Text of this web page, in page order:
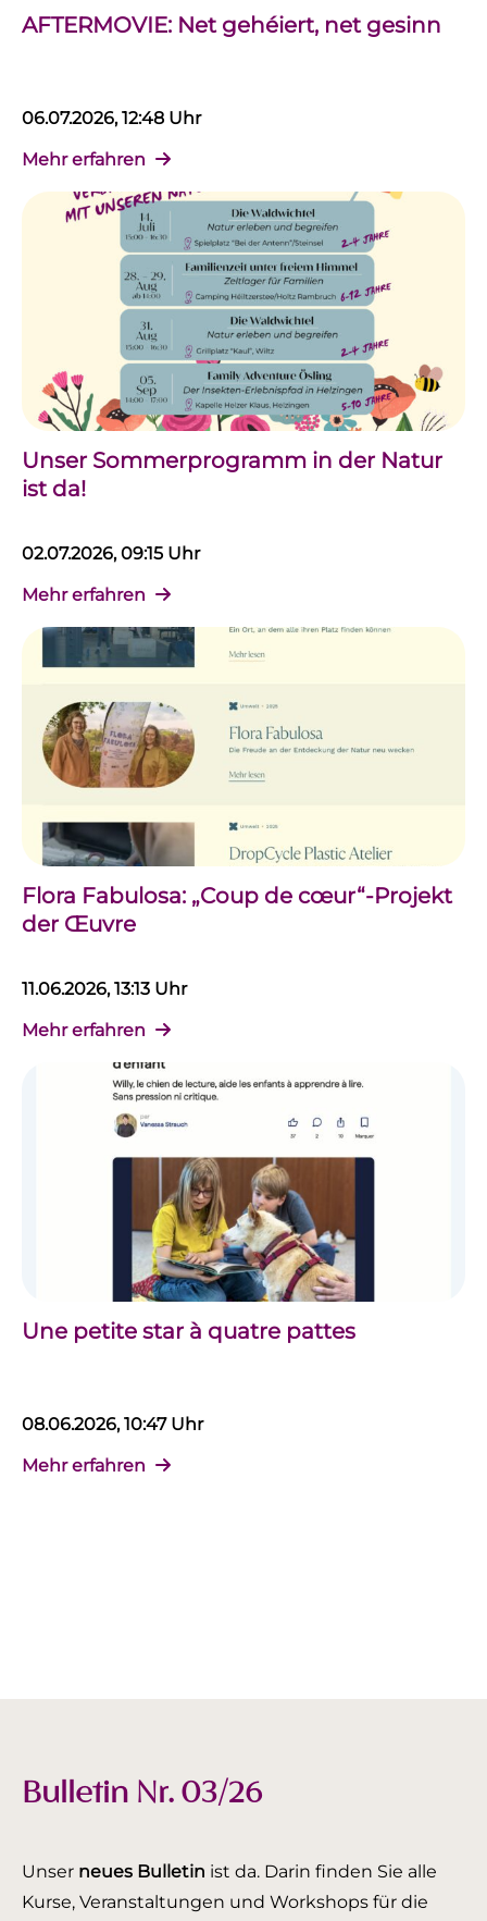
AFTERMOVIE: Net gehéiert, net gesinn
06.07.2026, 12:48 Uhr
Mehr erfahren
Unser Sommerprogramm in der Natur
ist da!
02.07.2026, 09:15 Uhr
Mehr erfahren
Flora Fabulosa: „Coup de cœur“-Projekt
der Œuvre
11.06.2026, 13:13 Uhr
Mehr erfahren
Une petite star à quatre pattes
08.06.2026, 10:47 Uhr
Mehr erfahren
Bulletin Nr. 03/26
Unser neues Bulletin ist da. Darin finden Sie alle
Kurse, Veranstaltungen und Workshops für die